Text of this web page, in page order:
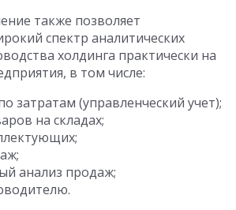
также позволяет
спектр аналитических
холдинга практически на
в том числе:
затратам (управленческий учет);
на складах;
анализ продаж;